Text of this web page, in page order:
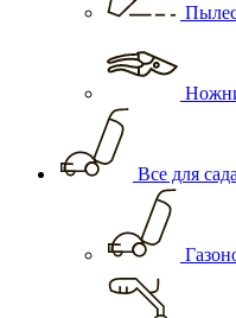
Все для сада